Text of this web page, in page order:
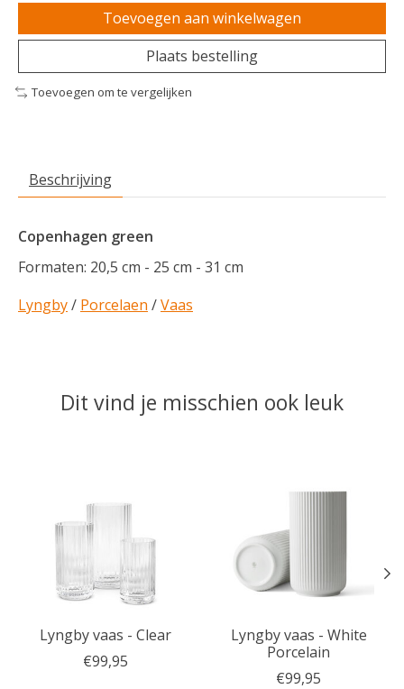
Toevoegen aan winkelwagen
Plaats bestelling
Toevoegen om te vergelijken
Beschrijving
Copenhagen green
Formaten: 20,5 cm - 25 cm - 31 cm
Lyngby/ Porcelaen /Vaas
Dit vind je misschien ook leuk
Lyngby vaas - Clear
€99,95
Lyngby vaas - White
Porcelain
€99,95